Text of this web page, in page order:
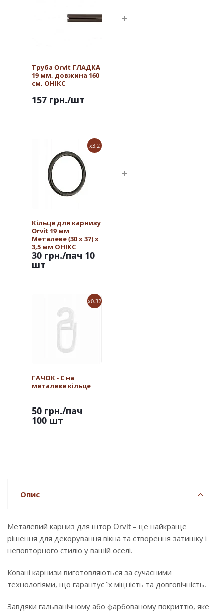
Труба Orvit ГЛАДКА
19 мм, довжина 160
см, ОНІКС
157 грн./шт
x3.2
Кільце для карнизу
Orvit 19 мм
Металеве (30 х 37) х
3,5 мм ОНІКС
30 грн./пач 10
шт
x0.32
ГАЧОК - С на
металеве кільце
50 грн./пач
100 шт
Опис
Металевий карниз для штор Orvit – це найкраще
рішення для декорування вікна та створення затишку і
неповторного стилю у вашій оселі.
Ковані карнизи виготовляються за сучасними
технологіями, що гарантує їх міцність та довговічність.
Завдяки гальванічному або фарбованому покриттю, яке